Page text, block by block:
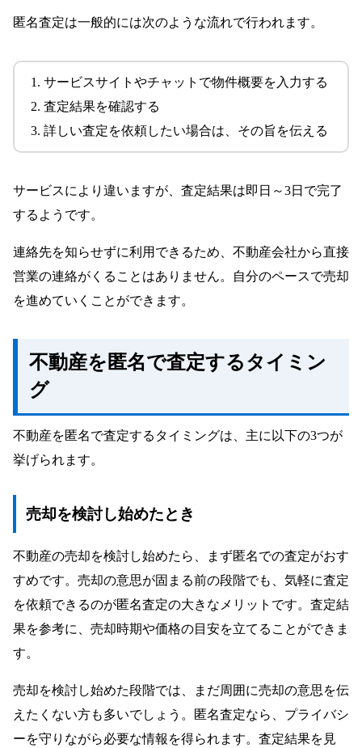
匿名査定は一般的には次のような流れで行われます。
サービスサイトやチャットで物件概要を入力する
査定結果を確認する
詳しい査定を依頼したい場合は、その旨を伝える
サービスにより違いますが、査定結果は即日～3日で完了
するようです。
連絡先を知らせずに利用できるため、不動産会社から直接
営業の連絡がくることはありません。自分のペースで売却
を進めていくことができます。
不動産を匿名で査定するタイミン
グ
不動産を匿名で査定するタイミングは、主に以下の3つが
挙げられます。
売却を検討し始めたとき
不動産の売却を検討し始めたら、まず匿名での査定がおす
すめです。売却の意思が固まる前の段階でも、気軽に査定
を依頼できるのが匿名査定の大きなメリットです。査定結
果を参考に、売却時期や価格の目安を立てることができま
す。
売却を検討し始めた段階では、まだ周囲に売却の意思を伝
えたくない方も多いでしょう。匿名査定なら、プライバシ
ーを守りながら必要な情報を得られます。査定結果を見